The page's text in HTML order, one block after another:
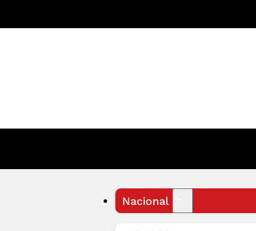
Nacional